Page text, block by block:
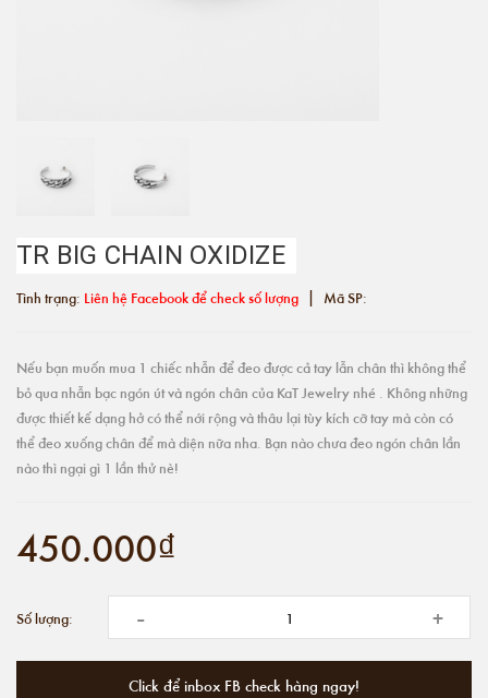
TR BIG CHAIN OXIDIZE
Tình trạng: Liên hệ Facebook để check số lượng | Mã SP:
Nếu bạn muốn mua 1 chiếc nhẫn để đeo được cả tay lẫn chân thì không thể
bỏ qua nhẫn bạc ngón út và ngón chân của KaT Jewelry nhé . Không những
được thiết kế dạng hở có thể nới rộng và thâu lại tùy kích cỡ tay mà còn có
thể đeo xuống chân để mà diện nữa nha. Bạn nào chưa đeo ngón chân lần
nào thì ngại gì 1 lần thử nè!
450.000₫
Số lượng: - +
Click để inbox FB check hàng ngay!